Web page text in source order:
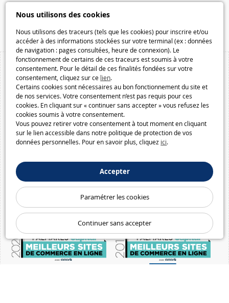
Nous utilisons des cookies
Nous utilisons des traceurs (tels que les cookies) pour inscrire et/ou
accéder à des informations stockées sur votre terminal (ex : données
de navigation : pages consultées, heure de connexion). Le
fonctionnement de certains de ces traceurs est soumis à votre
consentement. Pour le détail de ces finalités fondées sur votre
consentement, cliquez sur ce lien.
Certains cookies sont nécessaires au bon fonctionnement du site et
de nos services. Votre consentement n’est pas requis pour ces
cookies. En cliquant sur « continuer sans accepter » vous refusez les
cookies soumis à votre consentement.
Vous pouvez retirer votre consentement à tout moment en cliquant
sur le lien accessible dans notre politique de protection de vos
données personnelles. Pour en savoir plus, cliquez ici.
Accepter
Paramétrer les cookies
Continuer sans accepter